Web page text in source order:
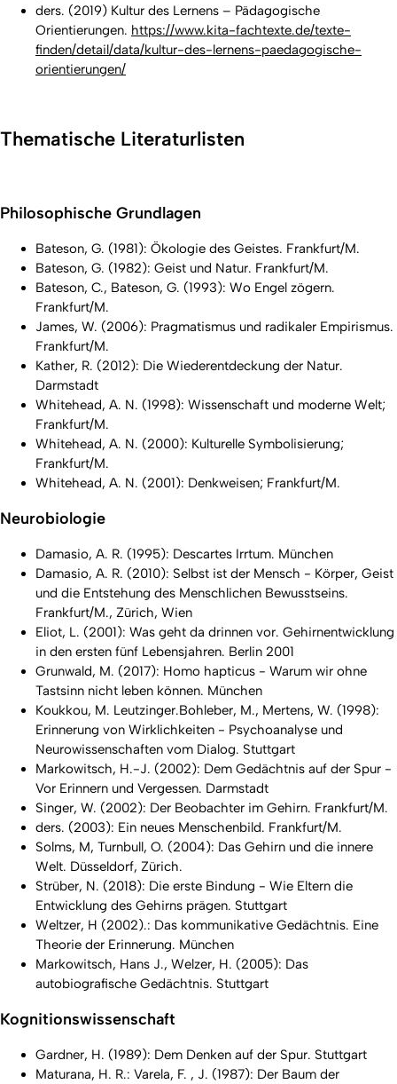
ders. (2019) Kultur des Lernens – Pädagogische
Orientierungen. https://www.kita-fachtexte.de/texte-
finden/detail/data/kultur-des-lernens-paedagogische-
orientierungen/
Thematische Literaturlisten
Philosophische Grundlagen
Bateson, G. (1981): Ökologie des Geistes. Frankfurt/M.
Bateson, G. (1982): Geist und Natur. Frankfurt/M.
Bateson, C., Bateson, G. (1993): Wo Engel zögern.
Frankfurt/M.
James, W. (2006): Pragmatismus und radikaler Empirismus.
Frankfurt/M.
Kather, R. (2012): Die Wiederentdeckung der Natur.
Darmstadt
Whitehead, A. N. (1998): Wissenschaft und moderne Welt;
Frankfurt/M.
Whitehead, A. N. (2000): Kulturelle Symbolisierung;
Frankfurt/M.
Whitehead, A. N. (2001): Denkweisen; Frankfurt/M.
Neurobiologie
Damasio, A. R. (1995): Descartes Irrtum. München
Damasio, A. R. (2010): Selbst ist der Mensch - Körper, Geist
und die Entstehung des Menschlichen Bewusstseins.
Frankfurt/M., Zürich, Wien
Eliot, L. (2001): Was geht da drinnen vor. Gehirnentwicklung
in den ersten fünf Lebensjahren. Berlin 2001
Grunwald, M. (2017): Homo hapticus - Warum wir ohne
Tastsinn nicht leben können. München
Koukkou, M. Leutzinger.Bohleber, M., Mertens, W. (1998):
Erinnerung von Wirklichkeiten - Psychoanalyse und
Neurowissenschaften vom Dialog. Stuttgart
Markowitsch, H.-J. (2002): Dem Gedächtnis auf der Spur -
Vor Erinnern und Vergessen. Darmstadt
Singer, W. (2002): Der Beobachter im Gehirn. Frankfurt/M.
ders. (2003): Ein neues Menschenbild. Frankfurt/M.
Solms, M, Turnbull, O. (2004): Das Gehirn und die innere
Welt. Düsseldorf, Zürich.
Strüber, N. (2018): Die erste Bindung - Wie Eltern die
Entwicklung des Gehirns prägen. Stuttgart
Weltzer, H (2002).: Das kommunikative Gedächtnis. Eine
Theorie der Erinnerung. München
Markowitsch, Hans J., Welzer, H. (2005): Das
autobiografische Gedächtnis. Stuttgart
Kognitionswissenschaft
Gardner, H. (1989): Dem Denken auf der Spur. Stuttgart
Maturana, H. R.: Varela, F. , J. (1987): Der Baum der